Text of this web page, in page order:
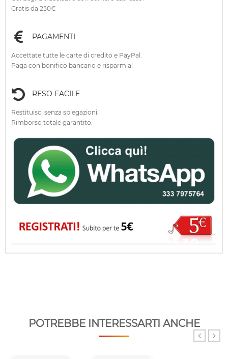
Gratis da 250€
PAGAMENTI
Accettate tutte le carte di credito e PayPal.
Paga con bonifico bancario e risparmia!
RESO FACILE
Restituisci senza spiegazioni.
Rimborso totale garantito.
POTREBBE INTERESSARTI ANCHE